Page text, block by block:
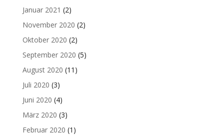
Januar 2021 (2)
November 2020 (2)
Oktober 2020 (2)
September 2020 (5)
August 2020 (11)
Juli 2020 (3)
Juni 2020 (4)
März 2020 (3)
Februar 2020 (1)